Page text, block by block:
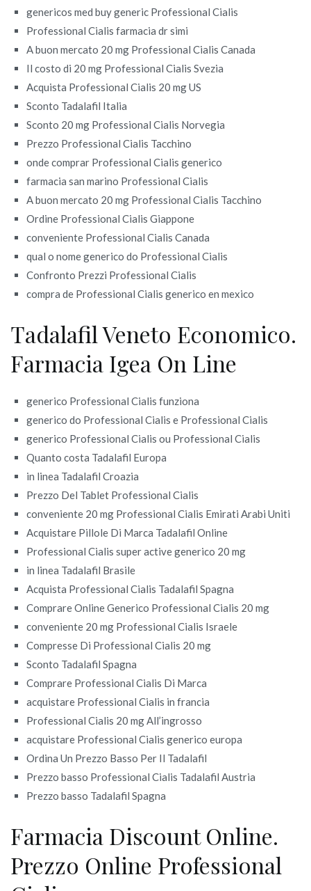
genericos med buy generic Professional Cialis
Professional Cialis farmacia dr simi
A buon mercato 20 mg Professional Cialis Canada
Il costo di 20 mg Professional Cialis Svezia
Acquista Professional Cialis 20 mg US
Sconto Tadalafil Italia
Sconto 20 mg Professional Cialis Norvegia
Prezzo Professional Cialis Tacchino
onde comprar Professional Cialis generico
farmacia san marino Professional Cialis
A buon mercato 20 mg Professional Cialis Tacchino
Ordine Professional Cialis Giappone
conveniente Professional Cialis Canada
qual o nome generico do Professional Cialis
Confronto Prezzi Professional Cialis
compra de Professional Cialis generico en mexico
Tadalafil Veneto Economico.
Farmacia Igea On Line
generico Professional Cialis funziona
generico do Professional Cialis e Professional Cialis
generico Professional Cialis ou Professional Cialis
Quanto costa Tadalafil Europa
in linea Tadalafil Croazia
Prezzo Del Tablet Professional Cialis
conveniente 20 mg Professional Cialis Emirati Arabi Uniti
Acquistare Pillole Di Marca Tadalafil Online
Professional Cialis super active generico 20 mg
in linea Tadalafil Brasile
Acquista Professional Cialis Tadalafil Spagna
Comprare Online Generico Professional Cialis 20 mg
conveniente 20 mg Professional Cialis Israele
Compresse Di Professional Cialis 20 mg
Sconto Tadalafil Spagna
Comprare Professional Cialis Di Marca
acquistare Professional Cialis in francia
Professional Cialis 20 mg All’ingrosso
acquistare Professional Cialis generico europa
Ordina Un Prezzo Basso Per Il Tadalafil
Prezzo basso Professional Cialis Tadalafil Austria
Prezzo basso Tadalafil Spagna
Farmacia Discount Online.
Prezzo Online Professional